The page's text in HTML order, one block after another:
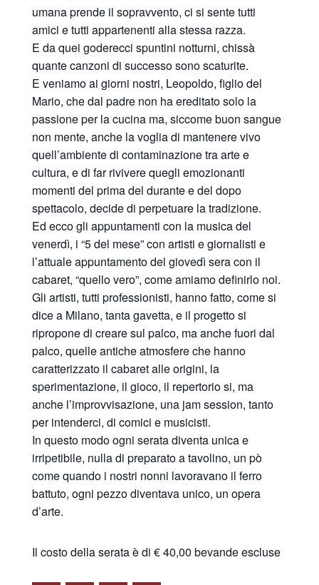
umana prende il sopravvento, ci si sente tutti
amici e tutti appartenenti alla stessa razza.
E da quei goderecci spuntini notturni, chissà
quante canzoni di successo sono scaturite.
E veniamo ai giorni nostri, Leopoldo, figlio del
Mario, che dal padre non ha ereditato solo la
passione per la cucina ma, siccome buon sangue
non mente, anche la voglia di mantenere vivo
quell’ambiente di contaminazione tra arte e
cultura, e di far rivivere quegli emozionanti
momenti del prima del durante e del dopo
spettacolo, decide di perpetuare la tradizione.
Ed ecco gli appuntamenti con la musica del
venerdì, i “5 del mese” con artisti e giornalisti e
l’attuale appuntamento del giovedì sera con il
cabaret, “quello vero”, come amiamo definirlo noi.
Gli artisti, tutti professionisti, hanno fatto, come si
dice a Milano, tanta gavetta, e il progetto si
ripropone di creare sul palco, ma anche fuori dal
palco, quelle antiche atmosfere che hanno
caratterizzato il cabaret alle origini, la
sperimentazione, il gioco, il repertorio si, ma
anche l’improvvisazione, una jam session, tanto
per intenderci, di comici e musicisti.
In questo modo ogni serata diventa unica e
irripetibile, nulla di preparato a tavolino, un pò
come quando i nostri nonni lavoravano il ferro
battuto, ogni pezzo diventava unico, un opera
d’arte.
Il costo della serata è di € 40,00 bevande escluse